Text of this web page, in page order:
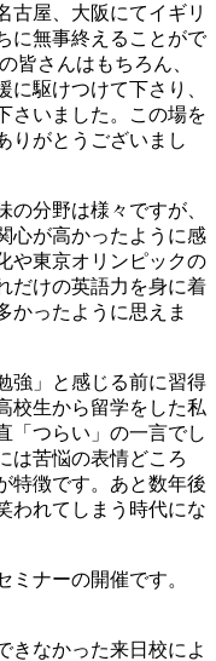
古屋、大阪にてイギリ
に無事終えることがで
皆さんはもちろん、
駆けつけて下さり、
さいました。この場を
りがとうございまし
分野は様々ですが、
心が高かったように感
や東京オリンピックの
だけの英語力を身に着
かったように思えま
強」と感じる前に習得
校生から留学をした私
「つらい」の一言でし
は苦悩の表情どころ
特徴です。あと数年後
われてしまう時代にな
ミナーの開催です。
きなかった来日校によ